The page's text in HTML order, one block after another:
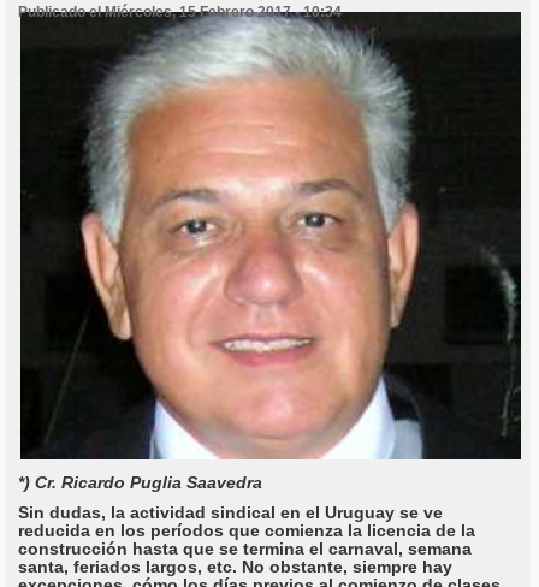
Publicado el Miércoles, 15 Febrero 2017 - 10:34
*) Cr. Ricardo Puglia Saavedra
Sin dudas, la actividad sindical en el Uruguay se ve
reducida en los períodos que comienza la licencia de la
construcción hasta que se termina el carnaval, semana
santa, feriados largos, etc. No obstante, siempre hay